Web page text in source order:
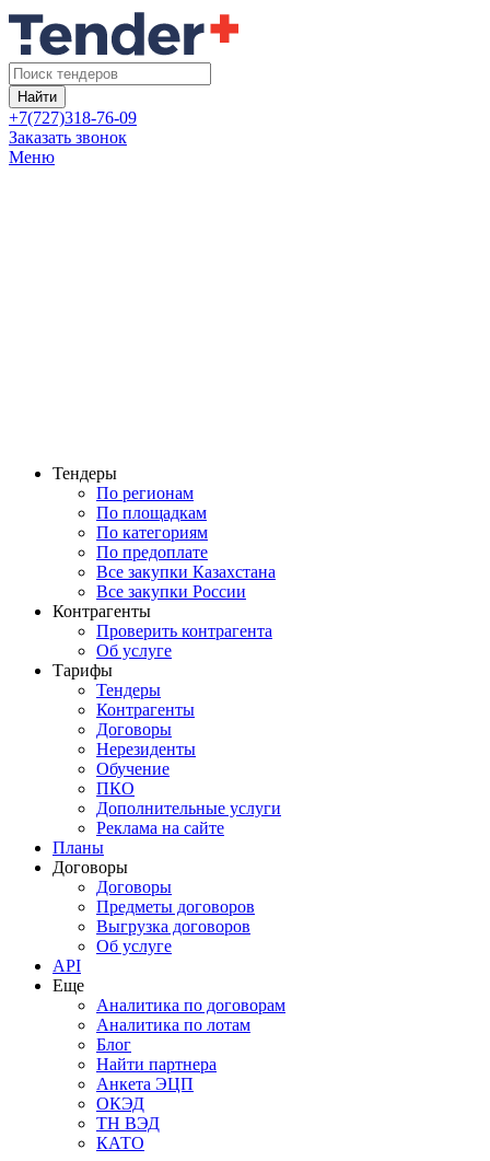
Найти
+7(727)318-76-09
Заказать звонок
Меню
Тендеры
По регионам
По площадкам
По категориям
По предоплате
Все закупки Казахстана
Все закупки России
Контрагенты
Проверить контрагента
Об услуге
Тарифы
Тендеры
Контрагенты
Договоры
Нерезиденты
Обучение
ПКО
Дополнительные услуги
Реклама на сайте
Планы
Договоры
Договоры
Предметы договоров
Выгрузка договоров
Об услуге
API
Еще
Аналитика по договорам
Аналитика по лотам
Блог
Найти партнера
Анкета ЭЦП
ОКЭД
ТН ВЭД
КАТО